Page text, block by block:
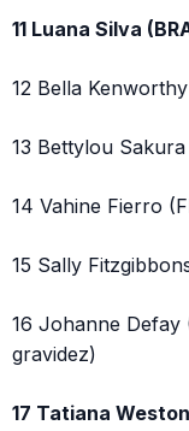
11 Luana Silva
12 Bella
13 Bettylou
14 Vahine Fierro
15 Sally
16 Johanne
gravidez)
17 Tatiana